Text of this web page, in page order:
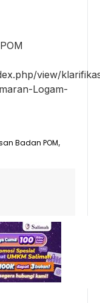
view/
Logam-
Badan POM,